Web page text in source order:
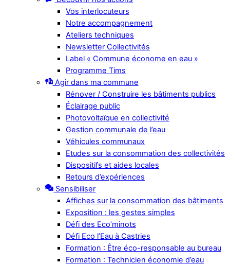
Vos interlocuteurs
Notre accompagnement
Ateliers techniques
Newsletter Collectivités
Label « Commune économe en eau »
Programme Tims
Agir dans ma commune
Rénover / Construire les bâtiments publics
Éclairage public
Photovoltaïque en collectivité
Gestion communale de l’eau
Véhicules communaux
Etudes sur la consommation des collectivités
Dispositifs et aides locales
Retours d’expériences
Sensibiliser
Affiches sur la consommation des bâtiments
Exposition : les gestes simples
Défi des Eco’minots
Défi Eco l’Eau à Castries
Formation : Être éco-responsable au bureau
Formation : Technicien économie d’eau